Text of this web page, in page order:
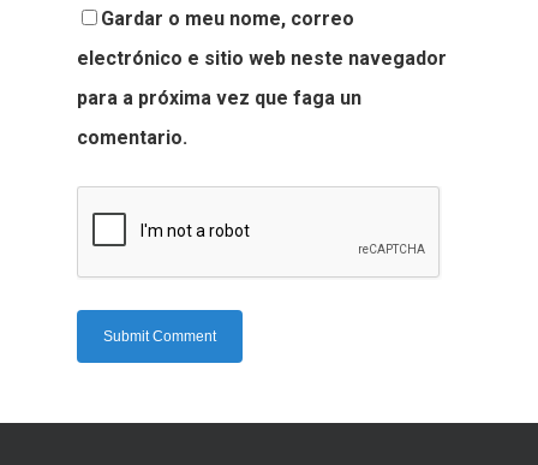
Gardar o meu nome, correo
electrónico e sitio web neste navegador
para a próxima vez que faga un
comentario.